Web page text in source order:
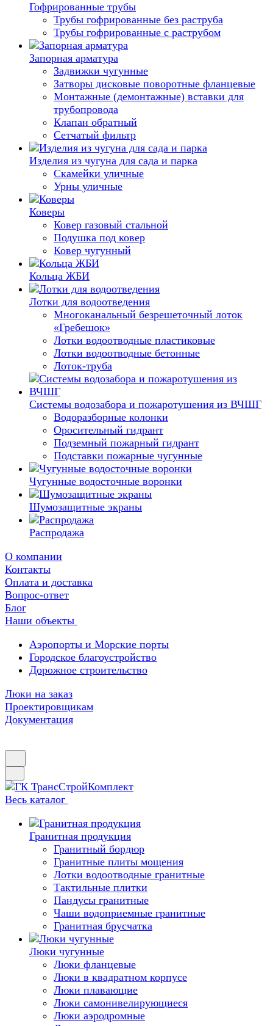
Гофрированные трубы
Трубы гофрированные без раструба
Трубы гофрированные с раструбом
Запорная арматура
Задвижки чугунные
Затворы дисковые поворотные фланцевые
Монтажные (демонтажные) вставки для
трубопровода
Клапан обратный
Сетчатый фильтр
Изделия из чугуна для сада и парка
Скамейки уличные
Урны уличные
Коверы
Ковер газовый стальной
Подушка под ковер
Ковер чугунный
Кольца ЖБИ
Лотки для водоотведения
Многоканальный безрешеточный лоток
«Гребешок»
Лотки водоотводные пластиковые
Лотки водоотводные бетонные
Лоток-труба
Системы водозабора и пожаротушения из ВЧШГ
Водоразборные колонки
Оросительный гидрант
Подземный пожарный гидрант
Подставки пожарные чугунные
Чугунные водосточные воронки
Шумозащитные экраны
Распродажа
О компании
Контакты
Оплата и доставка
Вопрос-ответ
Блог
Наши объекты
Аэропорты и Морские порты
Городское благоустройство
Дорожное строительство
Люки на заказ
Проектировщикам
Документация
Весь каталог
Гранитная продукция
Гранитный бордюр
Гранитные плиты мощения
Лотки водоотводные гранитные
Тактильные плитки
Пандусы гранитные
Чаши водоприемные гранитные
Гранитная брусчатка
Люки чугунные
Люки фланцевые
Люки в квадратном корпусе
Люки плавающие
Люки самонивелирующиеся
Люки аэродромные